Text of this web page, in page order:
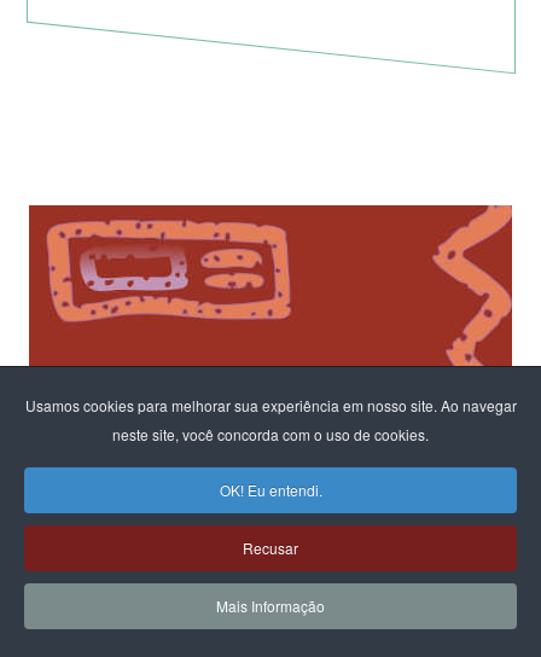
Usamos cookies para melhorar sua experiência em nosso site. Ao navegar
neste site, você concorda com o uso de cookies.
OK! Eu entendi.
Recusar
Mais Informação